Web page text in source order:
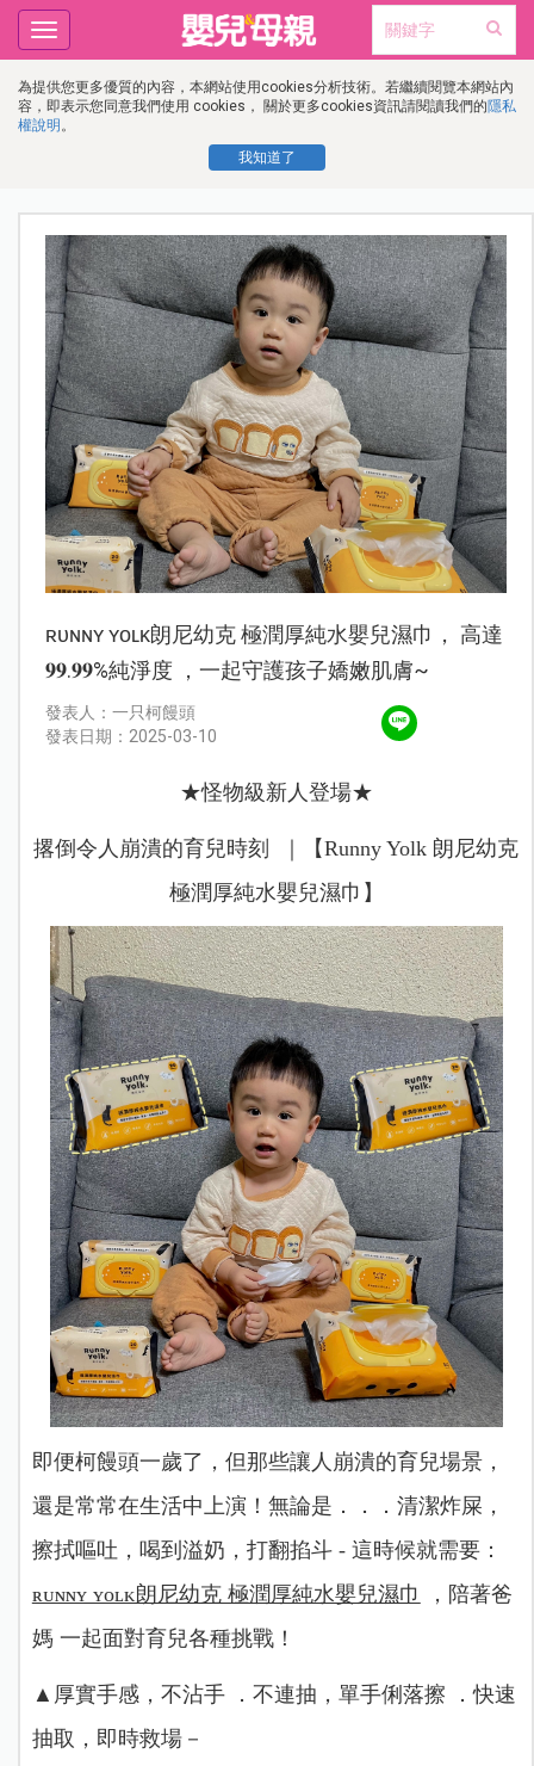
為提供您更多優質的內容，本網站使用cookies分析技術。若繼續閱覽本網站內
容，即表示您同意我們使用 cookies， 關於更多cookies資訊請閱讀我們的隱私
權說明 。
我知道了
Toggle
navigation
ʀᴜɴɴʏ ʏᴏʟᴋ朗尼幼克 極潤厚純水嬰兒濕巾， 高達
𝟗𝟗.𝟗𝟗%純淨度 ，一起守護孩子嬌嫩肌膚~
發表人：一只柯饅頭
發表日期：2025-03-10
★怪物級新人登場★
撂倒令人崩潰的育兒時刻 ｜【Runny Yolk 朗尼幼克
極潤厚純水嬰兒濕巾】
即便柯饅頭一歲了，但那些讓人崩潰的育兒場景，
還是常常在生活中上演！無論是．．．清潔炸屎，
擦拭嘔吐，喝到溢奶，打翻掐斗 - 這時候就需要：
ʀᴜɴɴʏ ʏᴏʟᴋ朗尼幼克 極潤厚純水嬰兒濕巾
，陪著爸
媽 一起面對育兒各種挑戰！
▲厚實手感，不沾手 ．不連抽，單手俐落擦 ．快速
抽取，即時救場－